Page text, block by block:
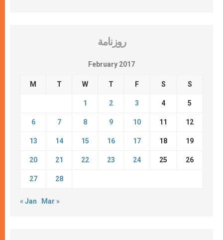
روزنامة
February 2017
M T W T F S S
1 2 3 4 5
6 7 8 9 10 11 12
13 14 15 16 17 18 19
20 21 22 23 24 25 26
27 28
« Jan Mar »